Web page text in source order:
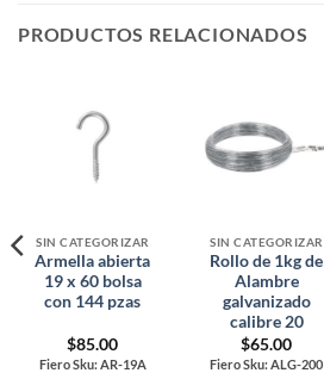
PRODUCTOS RELACIONADOS
SIN CATEGORIZAR
Armella abierta
19 x 60 bolsa
con 144 pzas
$85.00
Fiero Sku: AR-19A
SIN CATEGORIZAR
Rollo de 1kg de
Alambre
galvanizado
calibre 20
$65.00
Fiero Sku: ALG-200